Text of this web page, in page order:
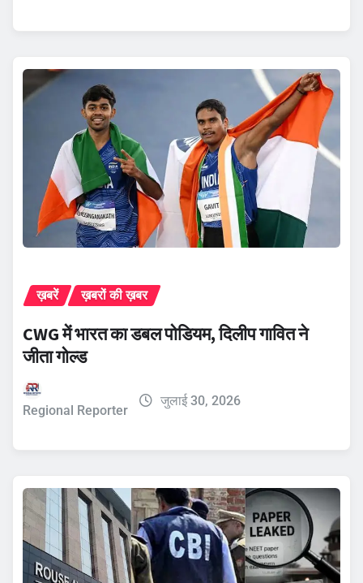
ख़बरें ख़बरों की ख़बर
CWG में भारत का डबल पोडियम, दिलीप गावित ने
जीता गोल्ड
Regional Reporter
जुलाई 30, 2026